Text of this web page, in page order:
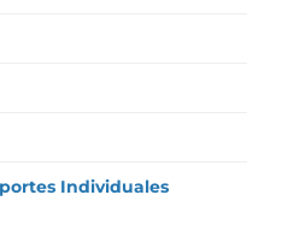
Individuales